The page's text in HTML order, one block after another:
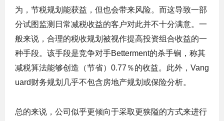
为，节税规划能获益，但也会带来风险。而这导致一部
分试图监测日常减税收益的客户对此并不十分满意。 一
般来说，合理的税收规划 被视作提高投资组合收益的一
种手段。该手段是竞争对手Betterment的杀手锏，称其
减税算法能够创造（节省）0.77％的收益。 此外， Vang
uard财务规划 几乎不包含房地产规划或保险分析。
总的来说，公司 似乎更倾向于采取更狭隘的方式来进行